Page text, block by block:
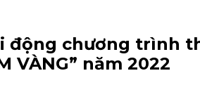
động chương trình
VÀNG” năm 2022